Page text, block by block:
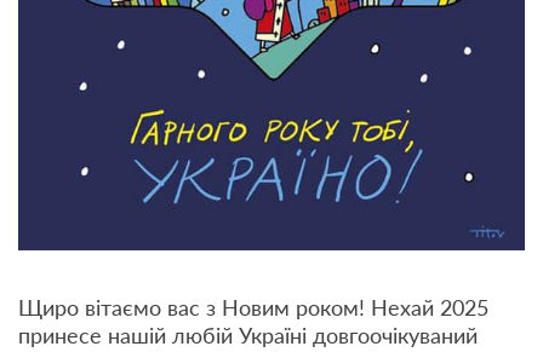
Щиро вітаємо вас з Новим роком! Нехай 2025
принесе нашій любій Україні довгоочікуваний